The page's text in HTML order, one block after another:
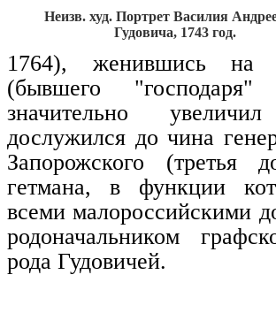
Неизв. худ. Портрет Василия
Гудовича, 1743 год.
1764), женившись на
(бывшего "господаря"
значительно
дослужился до чина
Запорожского (третья
гетмана, в функции
всеми малороссийскими
родоначальником
рода Гудовичей.